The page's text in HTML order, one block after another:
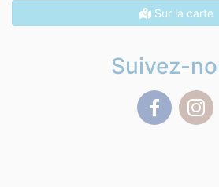
Sur la carte
Suivez-